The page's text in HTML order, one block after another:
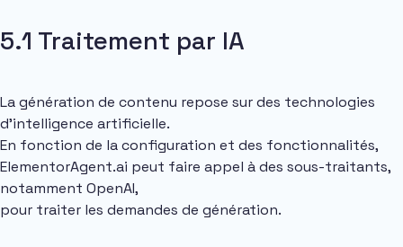
5.1 Traitement par IA
La génération de contenu repose sur des technologies
d’intelligence artificielle.
En fonction de la configuration et des fonctionnalités,
ElementorAgent.ai peut faire appel à des sous-traitants,
notamment OpenAI,
pour traiter les demandes de génération.